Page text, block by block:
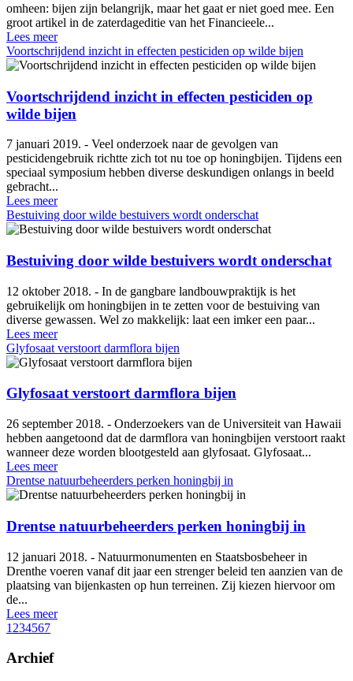
omheen: bijen zijn belangrijk, maar het gaat er niet goed mee. Een
groot artikel in de zaterdageditie van het Financieele...
Lees meer
Voortschrijdend inzicht in effecten pesticiden op wilde bijen
Voortschrijdend inzicht in effecten pesticiden op
wilde bijen
7 januari 2019. - Veel onderzoek naar de gevolgen van
pesticidengebruik richtte zich tot nu toe op honingbijen. Tijdens een
speciaal symposium hebben diverse deskundigen onlangs in beeld
gebracht...
Lees meer
Bestuiving door wilde bestuivers wordt onderschat
Bestuiving door wilde bestuivers wordt onderschat
12 oktober 2018. - In de gangbare landbouwpraktijk is het
gebruikelijk om honingbijen in te zetten voor de bestuiving van
diverse gewassen. Wel zo makkelijk: laat een imker een paar...
Lees meer
Glyfosaat verstoort darmflora bijen
Glyfosaat verstoort darmflora bijen
26 september 2018. - Onderzoekers van de Universiteit van Hawaii
hebben aangetoond dat de darmflora van honingbijen verstoort raakt
wanneer deze worden blootgesteld aan glyfosaat. Glyfosaat...
Lees meer
Drentse natuurbeheerders perken honingbij in
Drentse natuurbeheerders perken honingbij in
12 januari 2018. - Natuurmonumenten en Staatsbosbeheer in
Drenthe voeren vanaf dit jaar een strenger beleid ten aanzien van de
plaatsing van bijenkasten op hun terreinen. Zij kiezen hiervoor om
de...
Lees meer
1 234567
Archief